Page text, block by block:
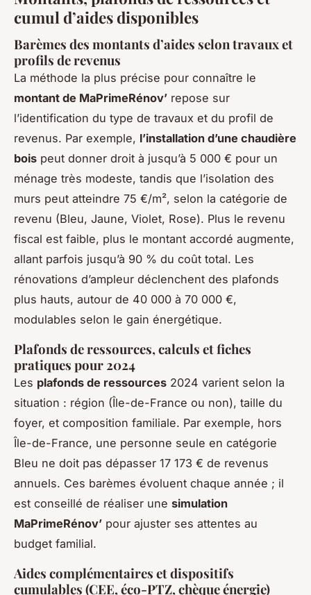
cumul d’aides disponibles
Barèmes des montants d’aides selon travaux et
profils de revenus
La méthode la plus précise pour connaître le
montant de MaPrimeRénov’ repose sur
l’identification du type de travaux et du profil de
revenus. Par exemple, l’installation d’une chaudière
bois peut donner droit à jusqu’à 5 000 € pour un
ménage très modeste, tandis que l’isolation des
murs peut atteindre 75 €/m², selon la catégorie de
revenu (Bleu, Jaune, Violet, Rose). Plus le revenu
fiscal est faible, plus le montant accordé augmente,
allant parfois jusqu’à 90 % du coût total. Les
rénovations d’ampleur déclenchent des plafonds
plus hauts, autour de 40 000 à 70 000 €,
modulables selon le gain énergétique.
Plafonds de ressources, calculs et fiches
pratiques pour 2024
Les plafonds de ressources 2024 varient selon la
situation : région (Île-de-France ou non), taille du
foyer, et composition familiale. Par exemple, hors
Île-de-France, une personne seule en catégorie
Bleu ne doit pas dépasser 17 173 € de revenus
annuels. Ces barèmes évoluent chaque année ; il
est conseillé de réaliser une simulation
MaPrimeRénov’ pour ajuster ses attentes au
budget familial.
Aides complémentaires et dispositifs
cumulables (CEE, éco-PTZ, chèque énergie)